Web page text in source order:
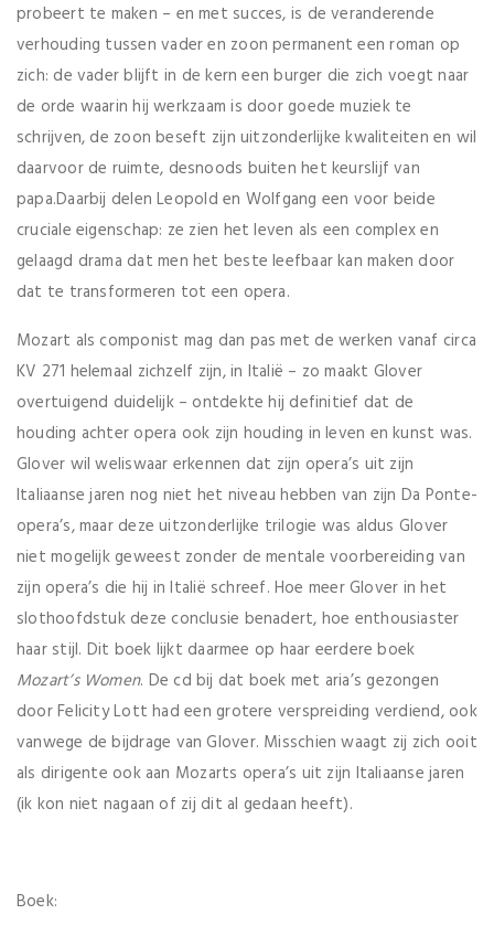
probeert te maken – en met succes, is de veranderende
verhouding tussen vader en zoon permanent een roman op
zich: de vader blijft in de kern een burger die zich voegt naar
de orde waarin hij werkzaam is door goede muziek te
schrijven, de zoon beseft zijn uitzonderlijke kwaliteiten en wil
daarvoor de ruimte, desnoods buiten het keurslijf van
papa.Daarbij delen Leopold en Wolfgang een voor beide
cruciale eigenschap: ze zien het leven als een complex en
gelaagd drama dat men het beste leefbaar kan maken door
dat te transformeren tot een opera.
Mozart als componist mag dan pas met de werken vanaf circa
KV 271 helemaal zichzelf zijn, in Italië – zo maakt Glover
overtuigend duidelijk – ontdekte hij definitief dat de
houding achter opera ook zijn houding in leven en kunst was.
Glover wil weliswaar erkennen dat zijn opera’s uit zijn
Italiaanse jaren nog niet het niveau hebben van zijn Da Ponte-
opera’s, maar deze uitzonderlijke trilogie was aldus Glover
niet mogelijk geweest zonder de mentale voorbereiding van
zijn opera’s die hij in Italië schreef. Hoe meer Glover in het
slothoofdstuk deze conclusie benadert, hoe enthousiaster
haar stijl. Dit boek lijkt daarmee op haar eerdere boek
Mozart’s Women. De cd bij dat boek met aria’s gezongen
door Felicity Lott had een grotere verspreiding verdiend, ook
vanwege de bijdrage van Glover. Misschien waagt zij zich ooit
als dirigente ook aan Mozarts opera’s uit zijn Italiaanse jaren
(ik kon niet nagaan of zij dit al gedaan heeft).
Boek: